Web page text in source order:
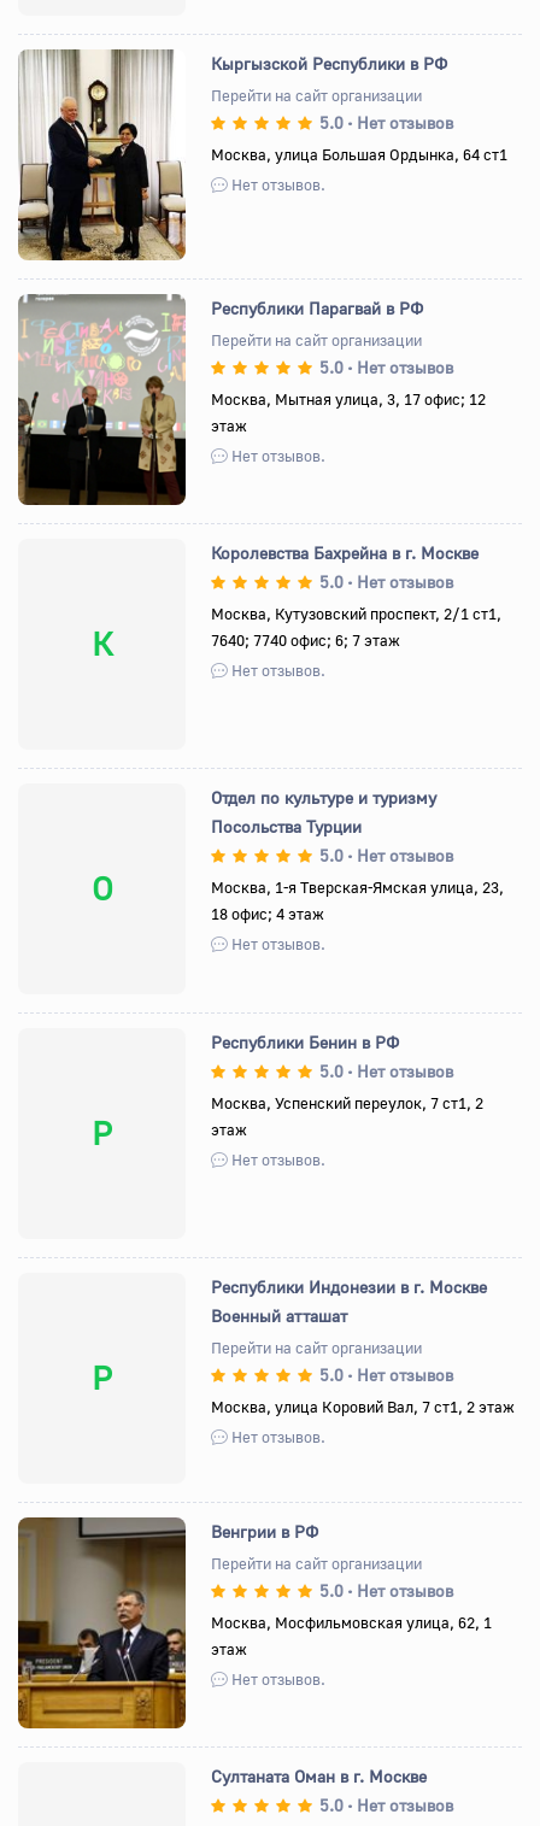
Назад Вперед
Кыргызской Республики в РФ
Перейти на сайт организации
5.0 • Нет отзывов
Москва, улица Большая Ордынка, 64 ст1
Нет отзывов.
Назад Вперед
Республики Парагвай в РФ
Перейти на сайт организации
5.0 • Нет отзывов
Москва, Мытная улица, 3, 17 офис; 12
этаж
Нет отзывов.
К
Королевства Бахрейна в г. Москве
5.0 • Нет отзывов
Москва, Кутузовский проспект, 2/1 ст1,
7640; 7740 офис; 6; 7 этаж
Нет отзывов.
О
Отдел по культуре и туризму
Посольства Турции
5.0 • Нет отзывов
Москва, 1-я Тверская-Ямская улица, 23,
18 офис; 4 этаж
Нет отзывов.
Р
Республики Бенин в РФ
5.0 • Нет отзывов
Москва, Успенский переулок, 7 ст1, 2
этаж
Нет отзывов.
Р
Республики Индонезии в г. Москве
Военный атташат
Перейти на сайт организации
5.0 • Нет отзывов
Москва, улица Коровий Вал, 7 ст1, 2 этаж
Нет отзывов.
Назад Вперед
Венгрии в РФ
Перейти на сайт организации
5.0 • Нет отзывов
Москва, Мосфильмовская улица, 62, 1
этаж
Нет отзывов.
Султаната Оман в г. Москве
5.0 • Нет отзывов